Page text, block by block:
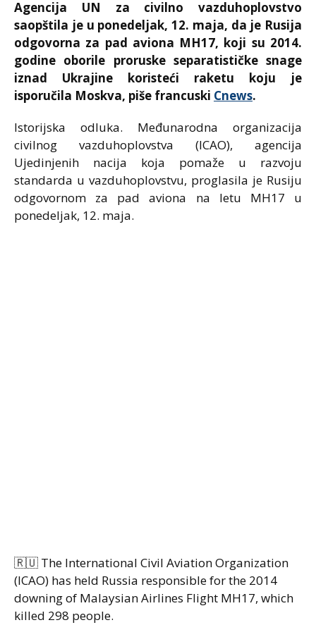
Agencija UN za civilno vazduhoplovstvo
saopštila je u ponedeljak, 12. maja, da je Rusija
odgovorna za pad aviona MH17, koji su 2014.
godine oborile proruske separatističke snage
iznad Ukrajine koristeći raketu koju je
isporučila Moskva, piše francuski Cnews.
Istorijska odluka. Međunarodna organizacija
civilnog vazduhoplovstva (ICAO), agencija
Ujedinjenih nacija koja pomaže u razvoju
standarda u vazduhoplovstvu, proglasila je Rusiju
odgovornom za pad aviona na letu MH17 u
ponedeljak, 12. maja.
🇷🇺 The International Civil Aviation Organization
(ICAO) has held Russia responsible for the 2014
downing of Malaysian Airlines Flight MH17, which
killed 298 people.